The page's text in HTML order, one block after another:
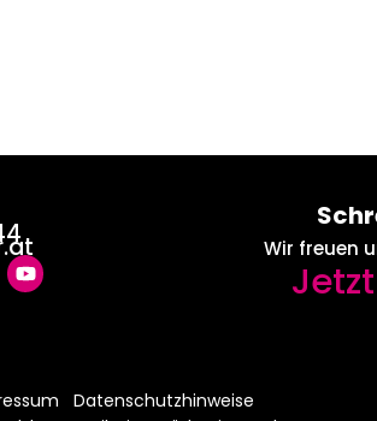
Wir freuen
Datenschutzhinweise